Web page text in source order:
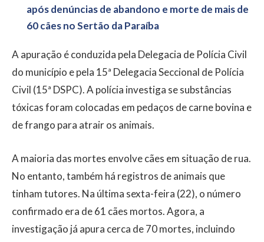
após denúncias de abandono e morte de mais de
60 cães no Sertão da Paraíba
A apuração é conduzida pela Delegacia de Polícia Civil
do município e pela 15ª Delegacia Seccional de Polícia
Civil (15ª DSPC). A polícia investiga se substâncias
tóxicas foram colocadas em pedaços de carne bovina e
de frango para atrair os animais.
A maioria das mortes envolve cães em situação de rua.
No entanto, também há registros de animais que
tinham tutores. Na última sexta-feira (22), o número
confirmado era de 61 cães mortos. Agora, a
investigação já apura cerca de 70 mortes, incluindo